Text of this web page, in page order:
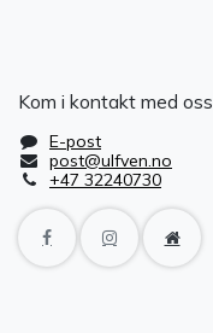
Kom i kontakt med oss
E-post
post@ulfven.no
+47 32240730